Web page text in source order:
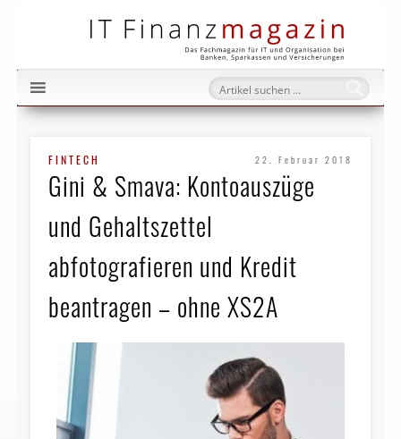
FINTECH 22. Februar 2018
Gini & Smava: Kontoauszüge
und Gehaltszettel
abfotografieren und Kredit
beantragen – ohne XS2A